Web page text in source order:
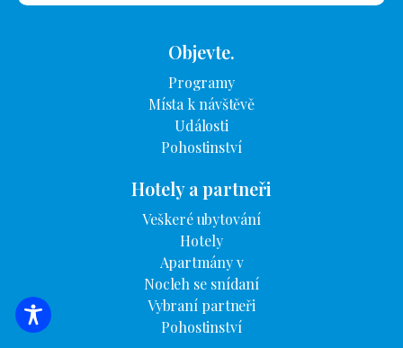
VYHLEDÁVÁNÍ UBYTOVÁNÍ
Objevte.
Programy
Místa k návštěvě
Události
Pohostinství
Hotely a partneři
Veškeré ubytování
Hotely
Apartmány v
Nocleh se snídaní
Vybraní partneři
Pohostinství